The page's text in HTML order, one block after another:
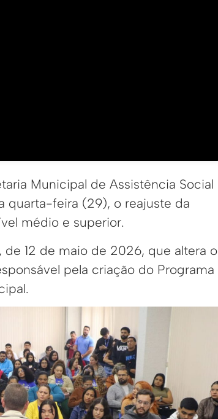
Municipal de Assistência Social
quarta-feira (29), o reajuste da
médio e superior.
12 de maio de 2026, que altera o
pela criação do Programa